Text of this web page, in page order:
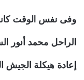
وفى نفس الوقت
الراحل محمد أنور
إعادة هيكلة الجيش